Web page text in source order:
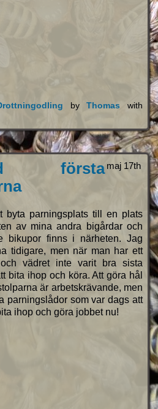
byThomas with
maj 17th
första
byta parningsplats till en plats
av mina andra bigårdar och
bikupor finns i närheten. Jag
tidigare, men när man har ett
vädret inte varit bra sista
bita ihop och köra. Att göra hål
är arbetskrävande, men
parningslådor som var dags att
ihop och göra jobbet nu!